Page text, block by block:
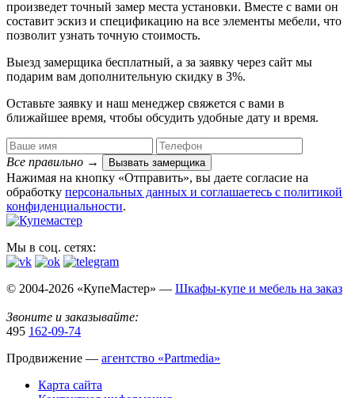
произведет точный замер места установки. Вместе с вами он
составит эскиз и спецификацию на все элементы мебели, что
позволит узнать точную стоимость.
Выезд замерщика бесплатный, а за заявку через сайт мы
подарим вам дополнительную скидку в 3%.
Оставьте заявку и наш менеджер свяжется с вами в
ближайшее время, чтобы обсудить удобные дату и время.
Все правильно → Вызвать замерщика
Нажимая на кнопку «Отправить», вы даете согласие на
обработку персональных данных​ и соглашаетесь c политикой
конфиденциальности.
Мы в соц. сетях:
© 2004-2026 «КупеМастер» — Шкафы-купе и мебель на заказ
Звоните и заказывайте:
495 162-09-74
Продвижение — агентство «Partmedia»
Карта сайта